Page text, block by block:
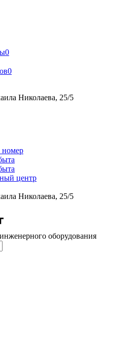
0
0
Николаева, 25/5
центр
Николаева, 25/5
оборудования